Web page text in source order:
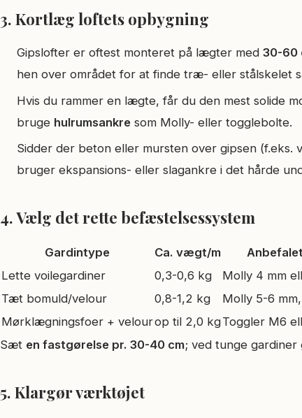
3. Kortlæg loftets opbygning
Gipslofter er oftest monteret på lægter med 30-60
hen over området for at finde træ- eller stålskelet
Hvis du rammer en lægte, får du den mest solide
bruge hulrumsankre som Molly- eller togglebolte.
Sidder der beton eller mursten over gipsen
bruger ekspansions­- eller slagankre i det hårde
4. Vælg det rette befæstelsessystem
Gardintype Ca. vægt/m
Lette voilegardiner
0,3-0,6 kg Molly 4 mm
Tæt bomuld/velour
0,8-1,2 kg
Molly 5-6
Mørklægningsfoer + velourop til 2,0 kgToggler M6
Sæt en fastgørelse pr. 30-40 cm; ved tunge gardiner
5. Klargør værktøjet